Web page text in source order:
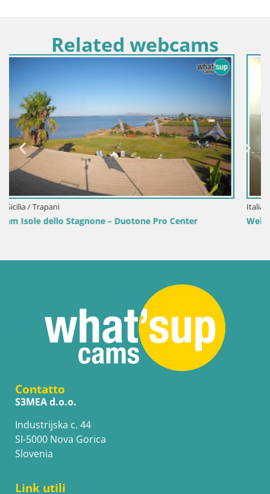
Related webcams
Italia / Sardegna / Golfo Aranci
Webcam Terza Spiaggia Golfo Aranci – Vista mare in
Contatto
S3MEA d.o.o.
Industrijska c. 44
SI-5000 Nova Gorica
Slovenia
Link utili